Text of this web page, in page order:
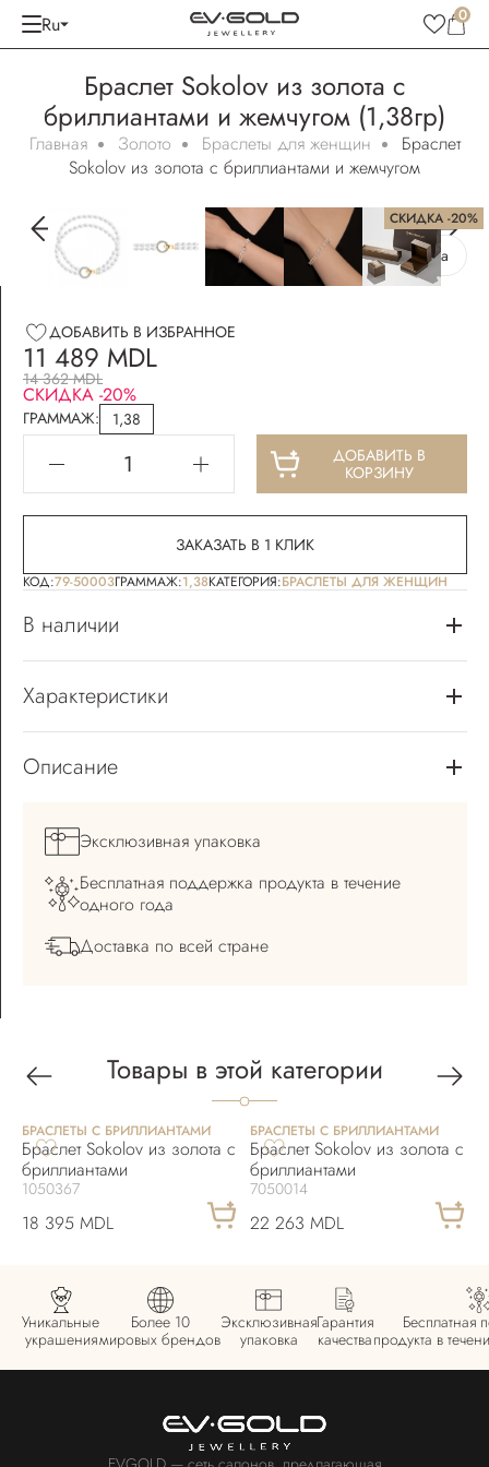
Ru 0
Браслет Sokolov из золота с
бриллиантами и жемчугом (1,38гр)
Главная Золото Браслеты для женщин
Браслет
Sokolov из золота с бриллиантами и жемчугом
СКИДКА -20%
Бесплатная упаковка
ДОБАВИТЬ В ИЗБРАННОЕ
11 489 MDL
14 362 MDL
СКИДКА -20%
ГРАММАЖ:
1,38
ДОБАВИТЬ В
КОРЗИНУ
ЗАКАЗАТЬ В 1 КЛИК
КОД:79-50003ГРАММАЖ:1,38КАТЕГОРИЯ:БРАСЛЕТЫ ДЛЯ ЖЕНЩИН
В наличии
Характеристики
Описание
Эксклюзивная упаковка
Бесплатная поддержка продукта в течение
одного года
Доставка по всей стране
Товары в этой категории
БРАСЛЕТЫ С БРИЛЛИАНТАМИ
Браслет Sokolov из золота с
бриллиантами
1050367
18 395 MDL
БРАСЛЕТЫ С БРИЛЛИАНТАМИ
Браслет Sokolov из золота с
бриллиантами
7050014
22 263 MDL
Уникальные
украшения
Более 10
мировых брендов
Эксклюзивная
упаковка
Гарантия
качества
Бесплатная
продукта в